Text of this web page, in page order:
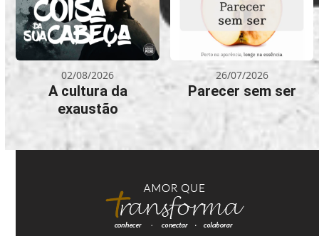
02/08/2026
A cultura da
exaustão
26/07/2026
Parecer sem ser